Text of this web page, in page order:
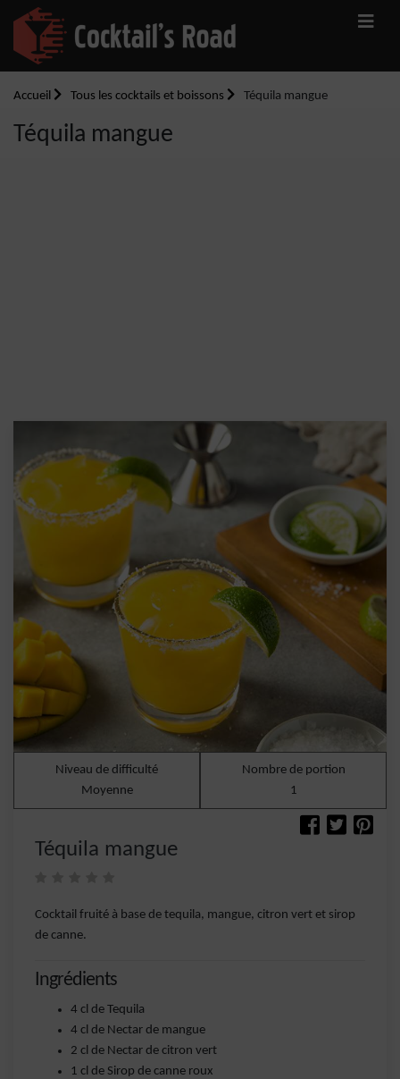
Accueil Tous les cocktails et boissons Téquila mangue
Téquila mangue
Niveau de difficulté
Moyenne
Nombre de portion
1
Téquila mangue
Cocktail fruité à base de tequila, mangue, citron vert et sirop
de canne.
Ingrédients
4 cl de Tequila
4 cl de Nectar de mangue
2 cl de Nectar de citron vert
1 cl de Sirop de canne roux